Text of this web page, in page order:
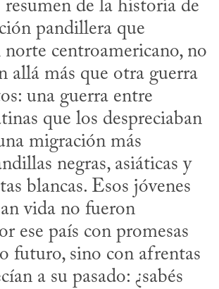
resumen de la historia de
pandillera que
norte centroamericano, no
allá más que otra guerra
una guerra entre
que los despreciaban
migración más
negras, asiáticas y
blancas. Esos jóvenes
vida no fueron
ese país con promesas
futuro, sino con afrentas
a su pasado: ¿sabés